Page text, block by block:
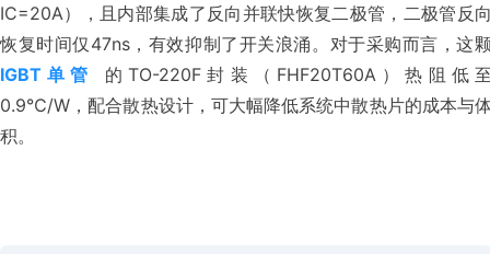
IC=20A），且内部集成了反向并联快恢复二极管，二极管反
IGBT单管
的TO-220F封装（FHF20T60A）热阻低
0.9℃/W，配合散热设计，可大幅降低系统中散热片的成本与
积。